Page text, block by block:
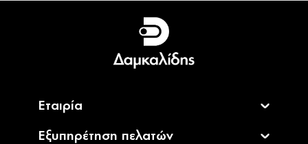
Ελληνικά
English
Εταιρία
Εξυπηρέτηση πελατών